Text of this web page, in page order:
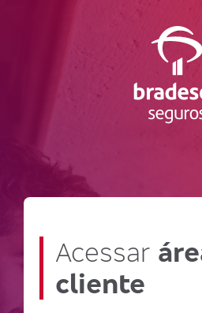
Acessar
cliente